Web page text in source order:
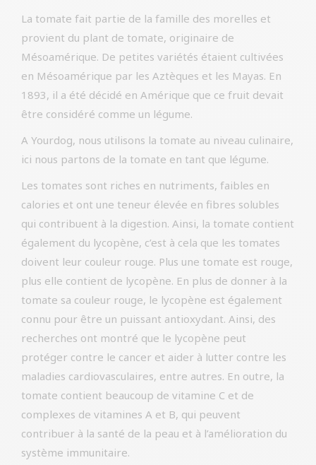
La tomate fait partie de la famille des morelles et
provient du plant de tomate, originaire de
Mésoamérique. De petites variétés étaient cultivées
en Mésoamérique par les Aztèques et les Mayas. En
1893, il a été décidé en Amérique que ce fruit devait
être considéré comme un légume.
A Yourdog, nous utilisons la tomate au niveau culinaire,
ici nous partons de la tomate en tant que légume.
Les tomates sont riches en nutriments, faibles en
calories et ont une teneur élevée en fibres solubles
qui contribuent à la digestion. Ainsi, la tomate contient
également du lycopène, c’est à cela que les tomates
doivent leur couleur rouge. Plus une tomate est rouge,
plus elle contient de lycopène. En plus de donner à la
tomate sa couleur rouge, le lycopène est également
connu pour être un puissant antioxydant. Ainsi, des
recherches ont montré que le lycopène peut
protéger contre le cancer et aider à lutter contre les
maladies cardiovasculaires, entre autres. En outre, la
tomate contient beaucoup de vitamine C et de
complexes de vitamines A et B, qui peuvent
contribuer à la santé de la peau et à l’amélioration du
système immunitaire.